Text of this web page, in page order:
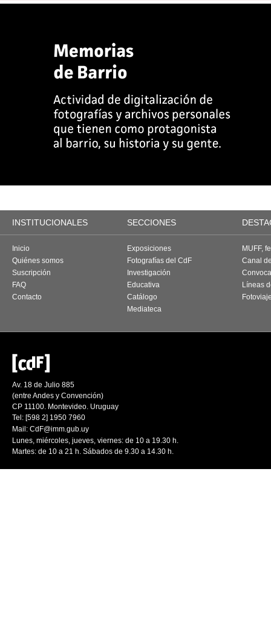
INSTITUCIONALES SECCIONES
Inicio
Quiénes somos
Suscripción
FAQ
Contacto
Exposiciones
Fotografías del CdF
Investigación
Educativa
Catálogo
Mediateca
MUFF,
Canal
Líneas
Av. 18 de Julio 885
(entre Andes y Convención)
CP 11100. Montevideo. Uruguay
Tel: [598 2] 1950 7960
Mail: CdF@imm.gub.uy
Lunes, miércoles, jueves, viernes: de 10 a 19.30 h.
Martes: de 10 a 21 h. Sábados de 9.30 a 14.30 h.